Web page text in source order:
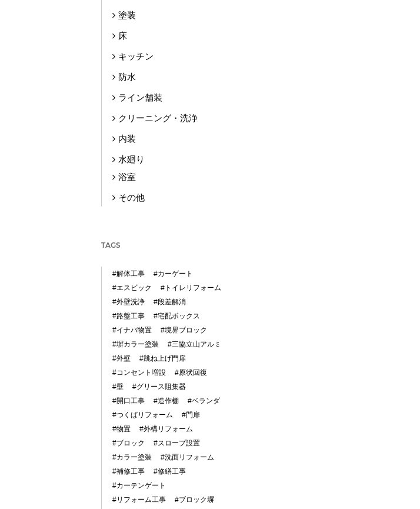
塗装
床
キッチン
防水
ライン舗装
クリーニング・洗浄
内装
水廻り
浴室
その他
TAGS
#解体工事
#カーゲート
#エスビック
#トイレリフォーム
#外壁洗浄
#段差解消
#路盤工事
#宅配ボックス
#イナバ物置
#境界ブロック
#塀カラー塗装
#三協立山アルミ
#外壁
#跳ね上げ門扉
#コンセント増設
#原状回復
#壁
#グリース阻集器
#開口工事
#造作棚
#ベランダ
#つくばリフォーム
#門扉
#物置
#外構リフォーム
#ブロック
#スロープ設置
#カラー塗装
#洗面リフォーム
#補修工事
#修繕工事
#カーテンゲート
#リフォーム工事
#ブロック塀